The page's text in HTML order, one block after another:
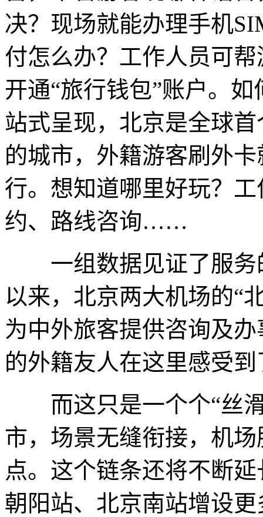
决？现场就能办理手机
付怎么办？工作人员可
开通“旅行钱包”账户。
站式呈现，北京是全球
的城市，外籍游客刷外
行。想知道哪里好玩？
约、路线咨询……
一组数据见证了服务
以来，北京两大机场的“
为中外旅客提供咨询及
的外籍友人在这里感受
而这只是一个个“丝滑
市，场景无缝衔接，机
点。这个链条还将不断
朝阳站、北京南站增设